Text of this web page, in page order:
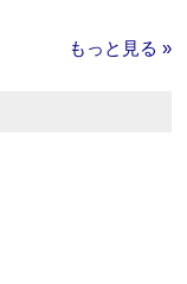
もっと見る »